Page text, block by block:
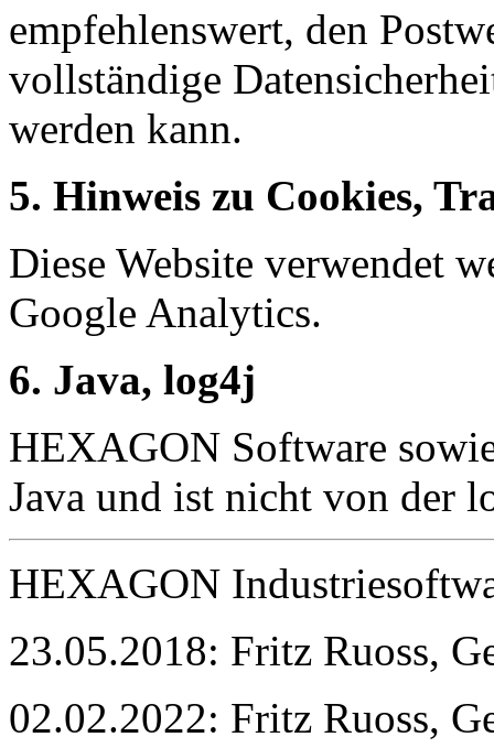
empfehlenswert, den
vollständige
werden kann.
5. Hinweis zu Cookies,
Diese Website verwendet
Google Analytics.
6. Java, log4j
HEXAGON Software
Java und ist nicht von der
HEXAGON
23.05.2018: Fritz Ruoss,
02.02.2022: Fritz Ruoss,